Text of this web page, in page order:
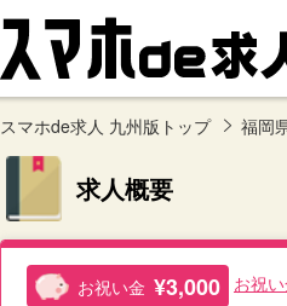
スマホde求人 九州版トップ 福岡
求人概要
お祝い金 ¥3,000 お祝